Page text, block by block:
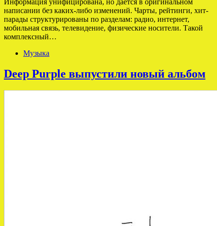
Информация унифицирована, но дается в оригинальном
написании без каких-либо изменений. Чарты, рейтинги, хит-
парады структурированы по разделам: радио, интернет,
мобильная связь, телевидение, физические носители. Такой
комплексный…
Музыка
Deep Purple выпустили новый альбом